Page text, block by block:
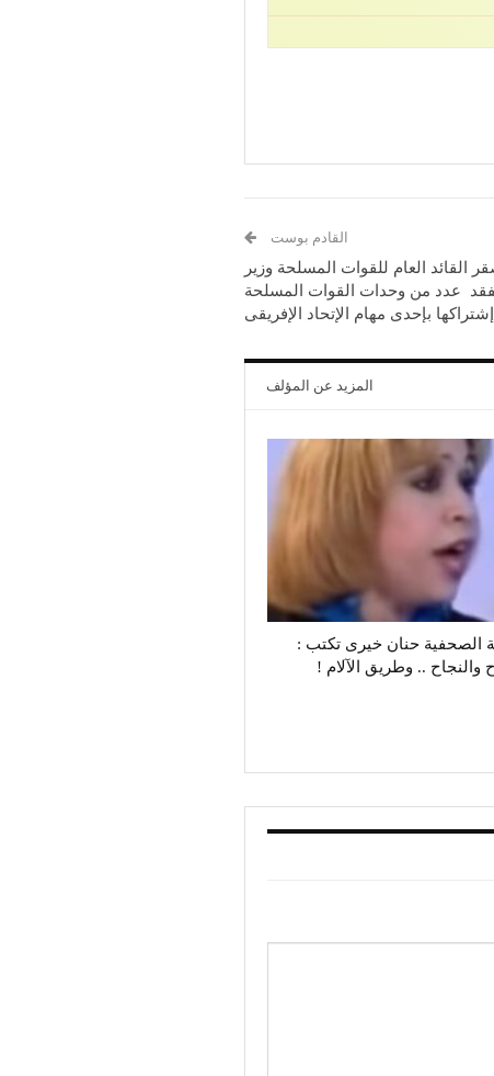
القادم بوست
القائد العام للقوات المسلحة وزير
يتفقد عدد من وحدات القوات المسلحة
بإحدى مهام الإتحاد الإفريقى
المزيد عن المؤلف
الصحفية حنان خيرى تكتب :
والنجاح .. وطريق الآلام !